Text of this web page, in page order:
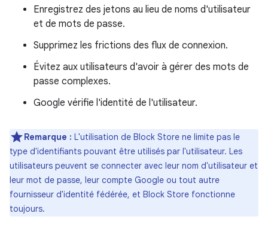
Enregistrez des jetons au lieu de noms d'utilisateur
et de mots de passe.
Supprimez les frictions des flux de connexion.
Évitez aux utilisateurs d'avoir à gérer des mots de
passe complexes.
Google vérifie l'identité de l'utilisateur.
Remarque : L'utilisation de Block Store ne limite pas le
type d'identifiants pouvant être utilisés par l'utilisateur. Les
utilisateurs peuvent se connecter avec leur nom d'utilisateur et
leur mot de passe, leur compte Google ou tout autre
fournisseur d'identité fédérée, et Block Store fonctionne
toujours.